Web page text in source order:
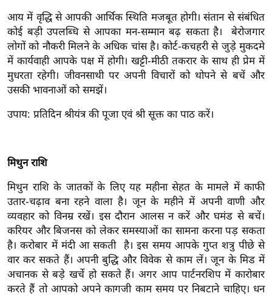
म
नो
रं
ज
न
ग
बॉ
ली
वु
ड
हॉ
ली
वु
ड
फि
आय में वृद्धि से आपकी आर्थिक स्थिति मजबूत होगी। संतान से संबंधित
कोई बड़ी उपलब्धि से आपका मन-सम्मान बढ़ सकता है। बेरोजगार
लोगों को नौकरी मिलने के अधिक चांस है। कोर्ट-कचहरी से जुड़े मुकदमे
में कार्यवाही आपके पक्ष में होगी। खट्टी-मीठी तकरार के साथ ही प्रेम में
मुधरता रहेगी। जीवनसाथी पर अपनी विचारों को थोपने से बचें और
उसकी भावनाओं को समझें।
उपाय: प्रतिदिन श्रीयंत्र की पूजा एवं श्री सूक्त का पाठ करें।
मिथुन राशि
मिथुन राशि के जातकों के लिए यह महीना सेहत के मामले में काफी
उतार-चढ़ाव बना रहने वाला है। जून के महीने में अपनी वाणी और
व्यवहार को विनम्र रखें। इस दौरान आलस न करें और घमंड से बचें।
करियर और बिजनस को लेकर समस्याओं का सामना करना पड़ सकता
है। करोबार में मंदी आ सकती है। इस समय आपके गुप्त शत्रु पीछे से
वार कर सकते हैं। अपनी बुद्धि और विवेक से काम लें। जून के मिड में
अचानक से बड़े खर्चे हो सकते हैं। अगर आप पार्टनरशिप में कारोबार
करते हैं तो आपको अपने कागजी काम समय पर निबटाने चाहिए। धन